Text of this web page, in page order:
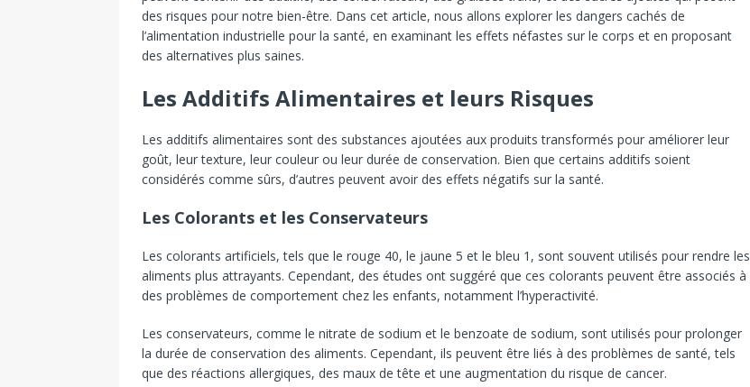
des risques pour notre bien-être. Dans cet article, nous allons explorer les dangers cachés de
l’alimentation industrielle pour la santé, en examinant les effets néfastes sur le corps et en proposant
des alternatives plus saines.
Les Additifs Alimentaires et leurs Risques
Les additifs alimentaires sont des substances ajoutées aux produits transformés pour améliorer leur
goût, leur texture, leur couleur ou leur durée de conservation. Bien que certains additifs soient
considérés comme sûrs, d’autres peuvent avoir des effets négatifs sur la santé.
Les Colorants et les Conservateurs
Les colorants artificiels, tels que le rouge 40, le jaune 5 et le bleu 1, sont souvent utilisés pour rendre les
aliments plus attrayants. Cependant, des études ont suggéré que ces colorants peuvent être associés à
des problèmes de comportement chez les enfants, notamment l’hyperactivité.
Les conservateurs, comme le nitrate de sodium et le benzoate de sodium, sont utilisés pour prolonger
la durée de conservation des aliments. Cependant, ils peuvent être liés à des problèmes de santé, tels
que des réactions allergiques, des maux de tête et une augmentation du risque de cancer.